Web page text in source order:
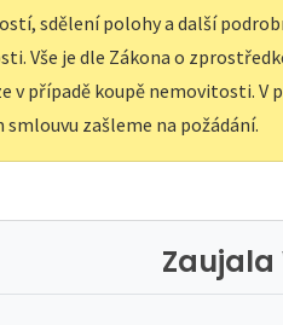
sdělení polohy a další
Vše je dle Zákona o
v případě koupě nemovitosti. V
zašleme na požádání.